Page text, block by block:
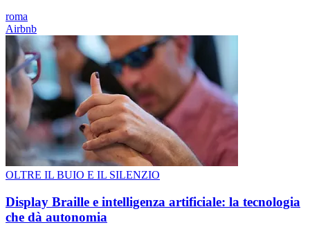
roma
Airbnb
OLTRE IL BUIO E IL SILENZIO
Display Braille e intelligenza artificiale: la tecnologia
che dà autonomia